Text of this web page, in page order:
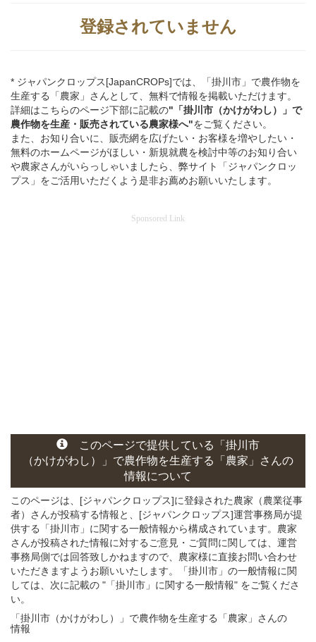
登録されていません
* ジャパンクロップス[JapanCROPs]では、「掛川市」で農作物を
生産する「農家」さんとして、無料で情報を掲載いただけます。
詳細はこちらのページ下部に記載の"「掛川市（かけがわし）」 で
農作物を生産・販売されている農家様へ"をご覧ください。
また、お知り合いに、販売網を広げたい・お客様を増やしたい・
無料のホームページがほしい・新規就農を検討中等のお知り合い
や農家さんがいらっしゃいましたら、弊サイト「ジャパンクロッ
プス」をご活用いただくよう是非お薦めお願いいたします。
Sponsored Link
このページで提供している
「掛川市
（かけがわし）」 で農作物を生産する 「農家」さんの
情報について
このページは、[ジャパンクロップス]に登録された農家（農業従事
者）さんが投稿する情報と、[ジャパンクロップス]運営事務局が提
供する「掛川市」に関する一般情報から構成されています。農家
さんが投稿された情報に対するご意見・ご質問に関しては、運営
事務局側では回答致しかねますので、農家様に直接お問い合わせ
いただきますようお願いいたします。「掛川市」の一般情報に関
しては、次に記載の "「掛川市」に関する一般情報" をご覧くださ
い。
「掛川市（かけがわし）」 で農作物を生産する 「農家」さんの
情報